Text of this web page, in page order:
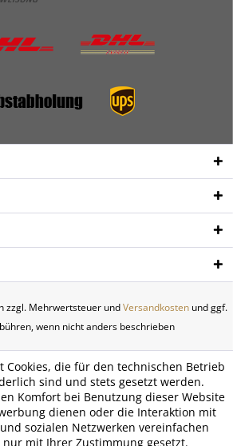
zzgl. Mehrwertsteuer undVersandkostenund ggf.
wenn nicht anders beschrieben
Cookies, die für den technischen Betrieb
sind und stets gesetzt werden.
Komfort bei Benutzung dieser Website
dienen oder die Interaktion mit
sozialen Netzwerken vereinfachen
mit Ihrer Zustimmung gesetzt.